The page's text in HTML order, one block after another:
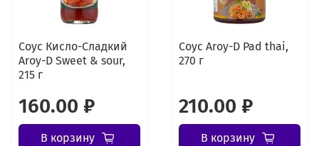
Соус Кисло-Сладкий
Aroy-D Sweet & sour,
215 г
160.00 ₽
В корзину
Соус Aroy-D Pad thai,
270 г
210.00 ₽
В корзину